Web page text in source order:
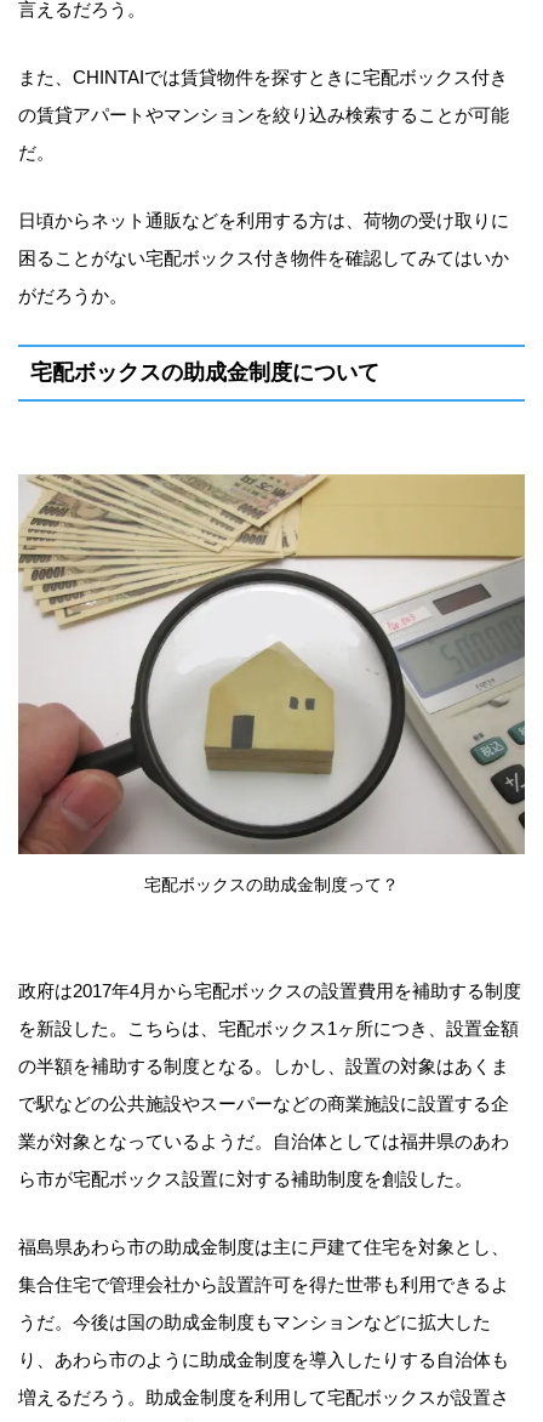
言えるだろう。
また、CHINTAIでは賃貸物件を探すときに宅配ボックス付き
の賃貸アパートやマンションを絞り込み検索することが可能
だ。
日頃からネット通販などを利用する方は、荷物の受け取りに
困ることがない宅配ボックス付き物件を確認してみてはいか
がだろうか。
宅配ボックスの助成金制度について
宅配ボックスの助成金制度って？
政府は2017年4月から宅配ボックスの設置費用を補助する制度
を新設した。こちらは、宅配ボックス1ヶ所につき、設置金額
の半額を補助する制度となる。しかし、設置の対象はあくま
で駅などの公共施設やスーパーなどの商業施設に設置する企
業が対象となっているようだ。自治体としては福井県のあわ
ら市が宅配ボックス設置に対する補助制度を創設した。
福島県あわら市の助成金制度は主に戸建て住宅を対象とし、
集合住宅で管理会社から設置許可を得た世帯も利用できるよ
うだ。今後は国の助成金制度もマンションなどに拡大した
り、あわら市のように助成金制度を導入したりする自治体も
増えるだろう。助成金制度を利用して宅配ボックスが設置さ